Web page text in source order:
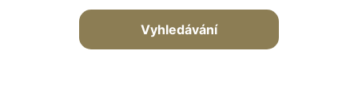
Vyhledávání